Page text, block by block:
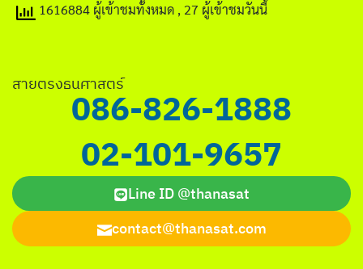
1616884 ผู้เข้าชมทั้งหมด , 27 ผู้เข้าชมวันนี้
สายตรงธนศาสตร์
086-826-1888
02-101-9657
Line ID @thanasat
contact@thanasat.com